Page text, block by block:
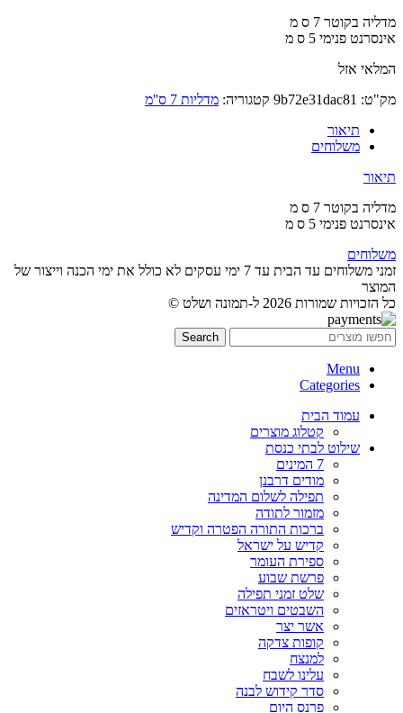
מדליה בקוטר 7 ס מ
אינסרנט פנימי 5 ס מ
המלאי אזל
מק"ט: 9b72e31dac81 קטגוריה: מדליות 7 ס''מ
תיאור
משלוחים
תיאור
מדליה בקוטר 7 ס מ
אינסרנט פנימי 5 ס מ
משלוחים
זמני משלוחים עד הבית עד 7 ימי עסקים לא כולל את ימי הכנה וייצור של
המוצר
כל הזכויות שמורות 2026 ל-תמונה ושלט ©
Search
Menu
Categories
עמוד הבית
קטלוג מוצרים
שילוט לבתי כנסת
7 המינים
מודים דרבנן
תפילה לשלום המדינה
מזמור לתודה
ברכות התורה הפטרה וקדיש
קדיש על ישראל
ספירת העומר
פרשת שבוע
שלט זמני תפילה
השבטים ויטראזים
אשר יצר
קופות צדקה
למנצח
עלינו לשבח
סדר קידוש לבנה
פרנס היום